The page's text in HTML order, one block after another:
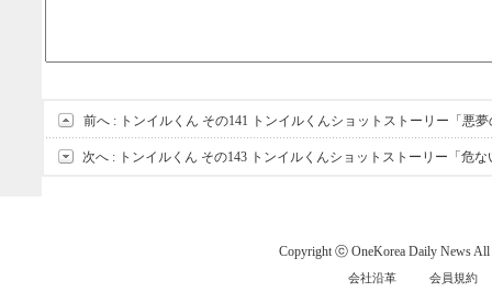
前へ : トンイルくん その141 トンイルくんショットストーリー「悪
次へ : トンイルくん その143 トンイルくんショットストーリー「危
Copyright ⓒ OneKorea Daily News All
会社沿革 会員規約